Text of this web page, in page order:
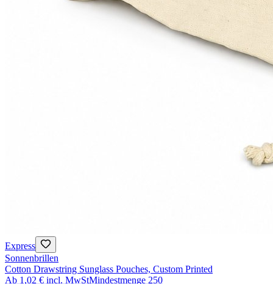
Express
Sonnenbrillen
Cotton Drawstring Sunglass Pouches, Custom Printed
Ab 1,02 € incl. MwStMindestmenge 250